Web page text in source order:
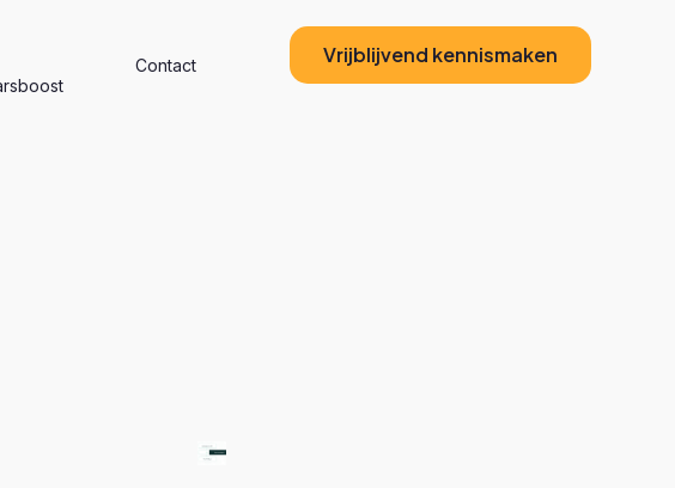
Contact Vrijblijvend kennismaken